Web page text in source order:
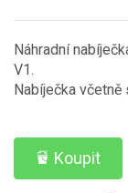
Náhradní
V1.
Nabíječka
Koupit